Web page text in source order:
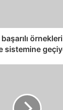
sistemine